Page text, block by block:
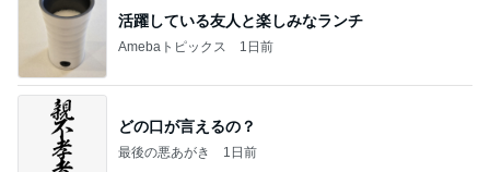
活躍している友人と楽しみなランチ
Amebaトピックス 1日前
どの口が言えるの？
最後の悪あがき 1日前